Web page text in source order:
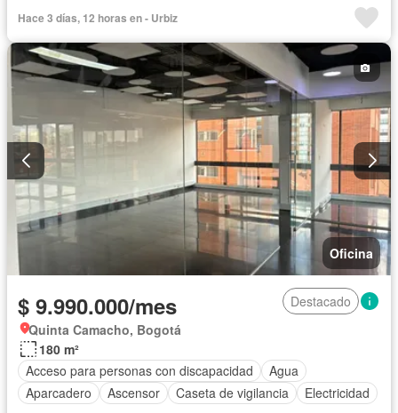
Hace 3 días, 12 horas en - Urbiz
Oficina
$ 9.990.000/mes
Destacado
Quinta Camacho, Bogotá
180 m²
Acceso para personas con discapacidad
Agua
Aparcadero
Ascensor Caseta de vigilancia Electricidad